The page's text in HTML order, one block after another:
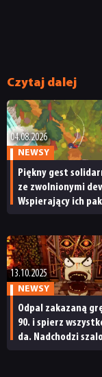
Czytaj dalej
04.08.2026
NEWSY
Piękny gest
ze zwolnionymi
Wspierający ich
13.10.2025
NEWSY
Odpal zakazaną
90. i spierz
da. Nadchodzi